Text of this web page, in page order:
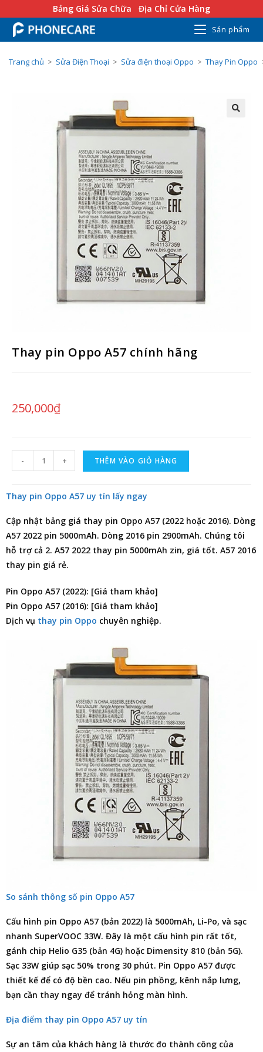
Bảng Giá Sửa Chữa Địa Chỉ Cửa Hàng
Sản phẩm
Trang chủ > Sửa Điện Thoại > Sửa điện thoại Oppo > Thay Pin Oppo
Thay pin Oppo A57 chính hãng
250,000₫
- + THÊM VÀO GIỎ HÀNG
Thay pin Oppo A57 uy tín lấy ngay
Cập nhật bảng giá thay pin Oppo A57 (2022 hoặc 2016). Dòng
A57 2022 pin 5000mAh. Dòng 2016 pin 2900mAh. Chúng tôi
hỗ trợ cả 2. A57 2022 thay pin 5000mAh zin, giá tốt. A57 2016
thay pin giá rẻ.
Pin Oppo A57 (2022): [Giá tham khảo]
Pin Oppo A57 (2016): [Giá tham khảo]
Dịch vụ thay pin Oppo chuyên nghiệp.
So sánh thông số pin Oppo A57
Cấu hình pin Oppo A57 (bản 2022) là 5000mAh, Li-Po, và sạc
nhanh SuperVOOC 33W. Đây là một cấu hình pin rất tốt,
gánh chip Helio G35 (bản 4G) hoặc Dimensity 810 (bản 5G).
Sạc 33W giúp sạc 50% trong 30 phút. Pin Oppo A57 được
thiết kế để có độ bền cao. Nếu pin phồng, kênh nắp lưng,
bạn cần thay ngay để tránh hỏng màn hình.
Địa điểm thay pin Oppo A57 uy tín
Sự an tâm của khách hàng là thước đo thành công của